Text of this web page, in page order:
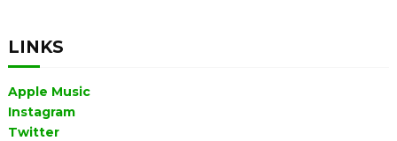
LINKS
Apple Music
Instagram
Twitter